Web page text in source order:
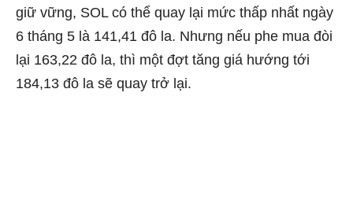
giữ vững, SOL có thể quay lại mức thấp nhất ngày
6 tháng 5 là 141,41 đô la. Nhưng nếu phe mua đòi
lại 163,22 đô la, thì một đợt tăng giá hướng tới
184,13 đô la sẽ quay trở lại.